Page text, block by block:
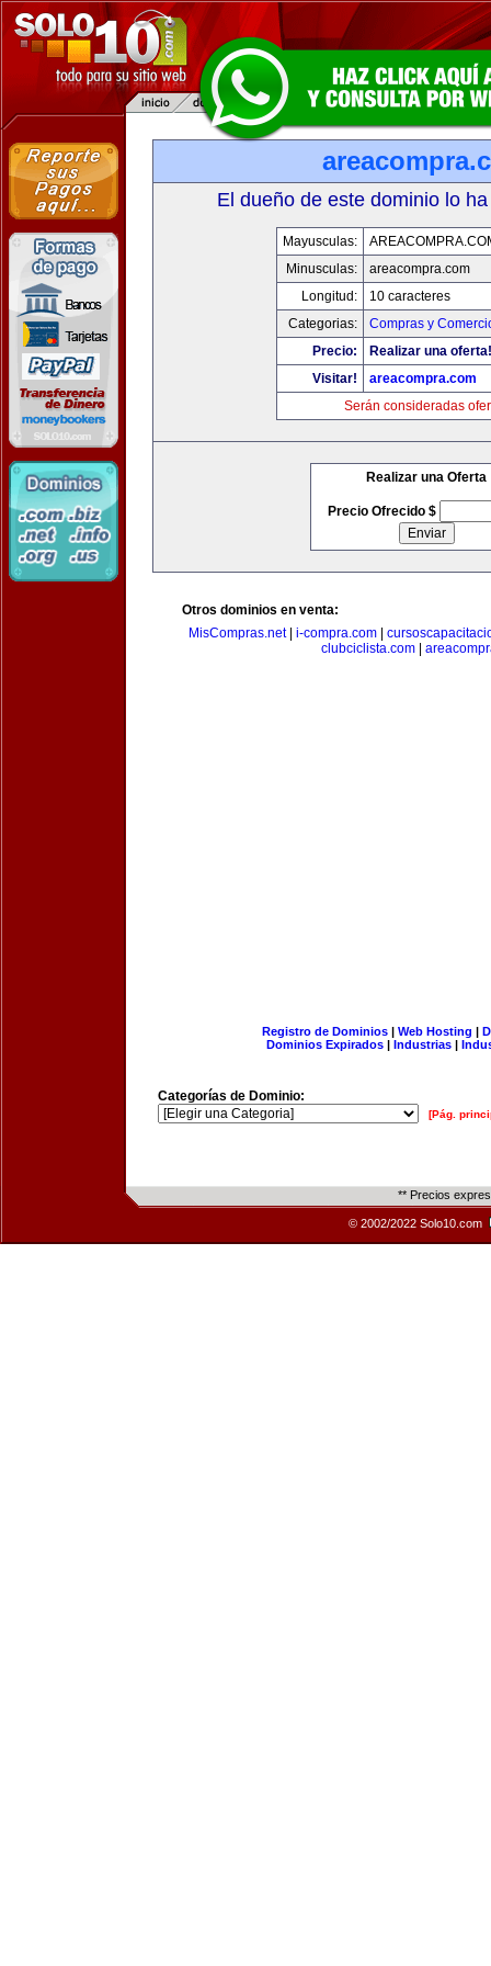
El dueño de este dominio lo
Mayusculas:
Minusculas:
areacompra.com
Longitud:
10 caracteres
Categorias:
Compras y
Precio:
Realizar una oferta!
Visitar!
areacompra.com
Serán consideradas
Realizar una Oferta
Precio Ofrecido $
Otros dominios en venta:
MisCompras.net| i-compra.com|
clubciclista.com|
Registro de Dominios| Web Hosting |
Dominios Expirados | Industrias |
Categorías de Dominio:
[Pág.
** Precios
© 2002/2022 Solo10.com